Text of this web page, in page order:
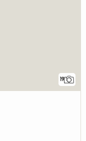
19